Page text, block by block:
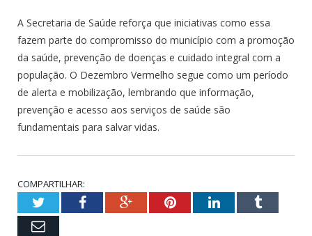
A Secretaria de Saúde reforça que iniciativas como essa
fazem parte do compromisso do município com a promoção
da saúde, prevenção de doenças e cuidado integral com a
população. O Dezembro Vermelho segue como um período
de alerta e mobilização, lembrando que informação,
prevenção e acesso aos serviços de saúde são
fundamentais para salvar vidas.
COMPARTILHAR:
TwitterFacebookGoogle+PinterestLinkedInTumblr
Email